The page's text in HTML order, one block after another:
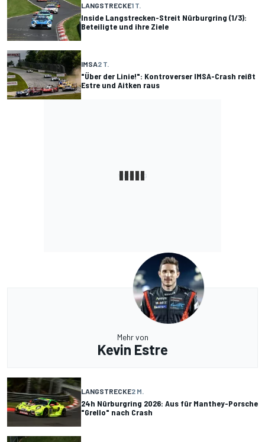
LANGSTRECKE1 T.
Inside Langstrecken-Streit Nürburgring (1/3):
Beteiligte und ihre Ziele
IMSA2 T.
"Über der Linie!": Kontroverser IMSA-Crash reißt
Estre und Aitken raus
Mehr von
Kevin Estre
LANGSTRECKE2 M.
24h Nürburgring 2026: Aus für Manthey-Porsche
"Grello" nach Crash